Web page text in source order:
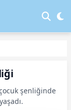
şenliğinde